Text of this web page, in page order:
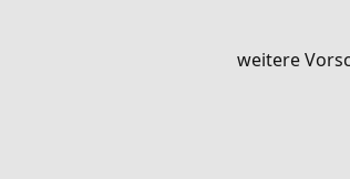
weitere